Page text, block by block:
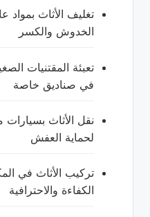
تغليف الأثاث بمواد
الخدوش والكسر
تعبئة المقتنيات
في صناديق خاصة
نقل الأثاث
لحماية العفش
تركيب الأثاث في
الكفاءة والاحترافية